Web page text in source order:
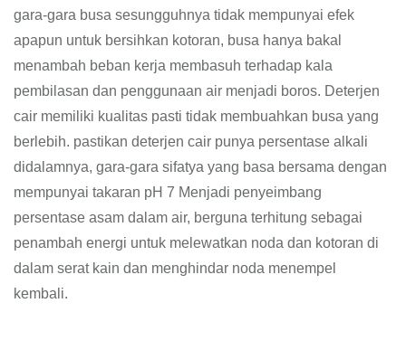
gara-gara busa sesungguhnya tidak mempunyai efek
apapun untuk bersihkan kotoran, busa hanya bakal
menambah beban kerja membasuh terhadap kala
pembilasan dan penggunaan air menjadi boros. Deterjen
cair memiliki kualitas pasti tidak membuahkan busa yang
berlebih. pastikan deterjen cair punya persentase alkali
didalamnya, gara-gara sifatya yang basa bersama dengan
mempunyai takaran pH 7 Menjadi penyeimbang
persentase asam dalam air, berguna terhitung sebagai
penambah energi untuk melewatkan noda dan kotoran di
dalam serat kain dan menghindar noda menempel
kembali.